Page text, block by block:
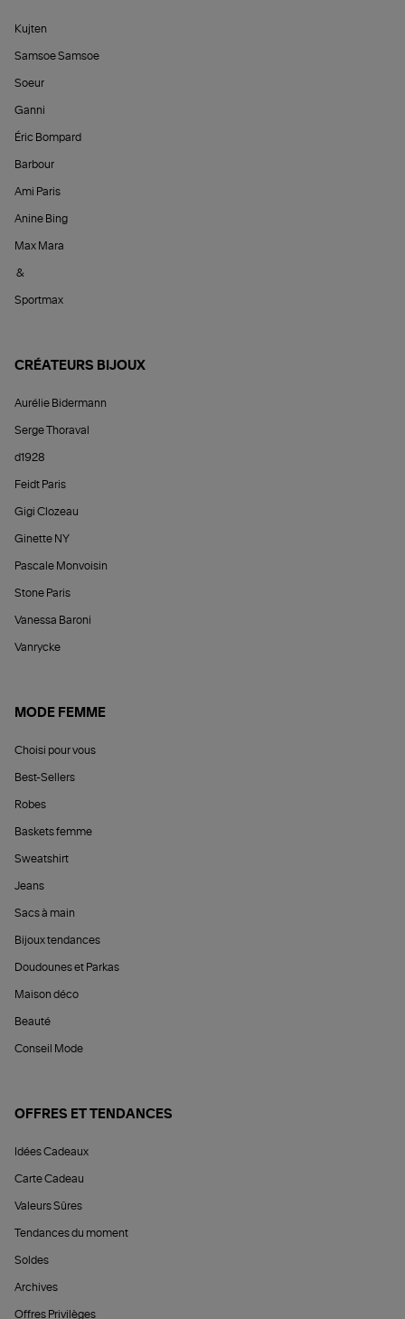
Kujten
Samsoe Samsoe
Soeur
Ganni
Éric Bompard
Barbour
Ami Paris
Anine Bing
Max Mara
&
Sportmax
CRÉATEURS BIJOUX
Aurélie Bidermann
Serge Thoraval
d1928
Feidt Paris
Gigi Clozeau
Ginette NY
Pascale Monvoisin
Stone Paris
Vanessa Baroni
Vanrycke
MODE FEMME
Choisi pour vous
Best-Sellers
Robes
Baskets femme
Sweatshirt
Jeans
Sacs à main
Bijoux tendances
Doudounes et Parkas
Maison déco
Beauté
Conseil Mode
OFFRES ET TENDANCES
Idées Cadeaux
Carte Cadeau
Valeurs Sûres
Tendances du moment
Soldes
Archives
Offres Privilèges